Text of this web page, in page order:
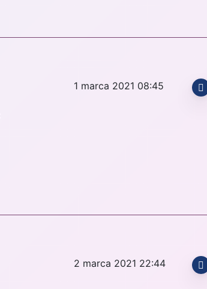
1 marca 2021 08:45
2 marca 2021 22:44